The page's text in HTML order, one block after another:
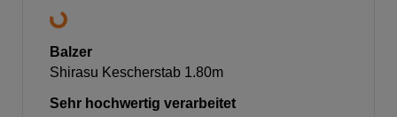
Balzer
Shirasu Kescherstab 1.80m
Sehr hochwertig verarbeitet